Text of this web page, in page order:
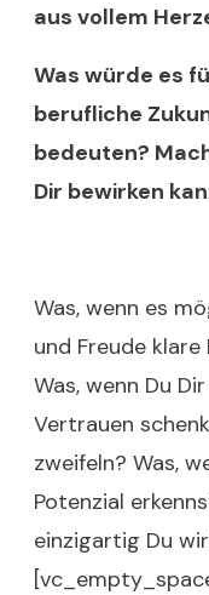
aus vollem
Was würde es
berufliche
bedeuten?
Dir bewirken
Was, wenn es
und Freude
Was, wenn Du
Vertrauen
zweifeln? Was,
Potenzial
einzigartig Du